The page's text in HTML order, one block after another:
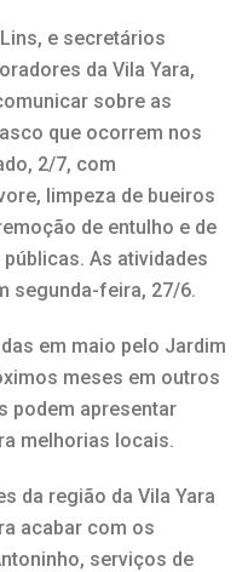
e secretários
da Vila Yara,
sobre as
que ocorrem nos
2/7, com
limpeza de bueiros
de entulho e de
As atividades
segunda-feira, 27/6.
em maio pelo Jardim
meses em outros
podem apresentar
melhorias locais.
da região da Vila Yara
acabar com os
serviços de